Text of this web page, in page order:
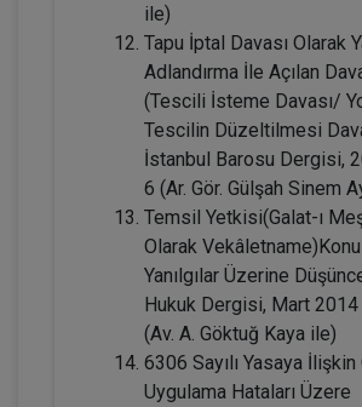
Kişiler Hukuku - IV. Medeni
Kongresi - I. Oturum
360 TL
Tüketici Hukuku Enstitüsü
ile)
Tapu İptal Davası Olarak
Adlandırma İle Açılan
(Tescili İsteme Davası/
Tescilin Düzeltilmesi
İstanbul Barosu Dergisi,
6 (Ar. Gör. Gülşah Sinem
Temsil Yetkisi(Galat-ı
Olarak
Yanılgılar Üzerine
Hukuk Dergisi, Mart 2014
(Av. A. Göktuğ Kaya ile)
6306 Sayılı Yasaya İlişkin
Uygulama Hataları Üzere